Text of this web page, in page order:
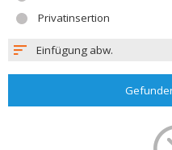
Privatinsertion
Einfügung abw.